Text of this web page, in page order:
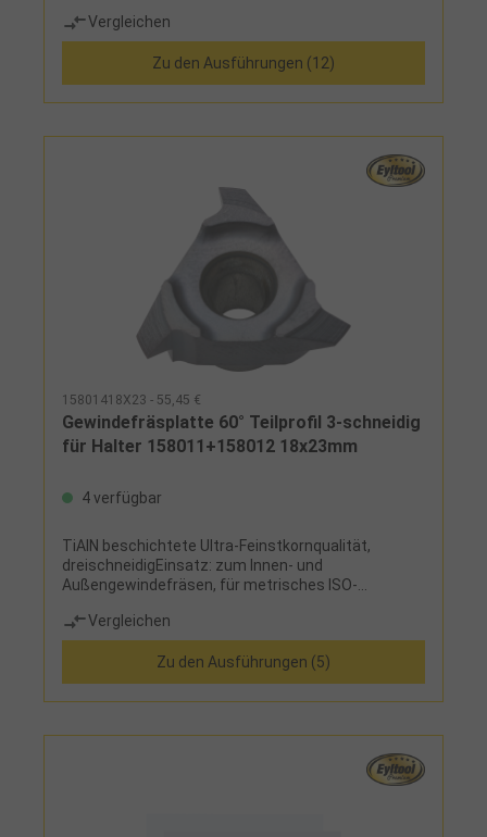
Vergleichen
Zu den Ausführungen (12)
15801418X23 - 55,45 €
Gewindefräsplatte 60° Teilprofil 3-schneidig
für Halter 158011+158012 18x23mm
4 verfügbar
TiAlN beschichtete Ultra-Feinstkornqualität,
dreischneidigEinsatz: zum Innen- und
Außengewindefräsen, für metrisches ISO-
Vergleichen
Zu den Ausführungen (5)